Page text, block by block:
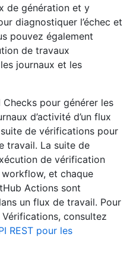
de génération et y
diagnostiquer l’échec et
pouvez également
de travaux
journaux et les
Checks pour générer les
d’activité d’un flux
de vérifications pour
travail. La suite de
de vérification
et chaque
Actions sont
un flux de travail. Pour
Vérifications, consultez
REST pour les